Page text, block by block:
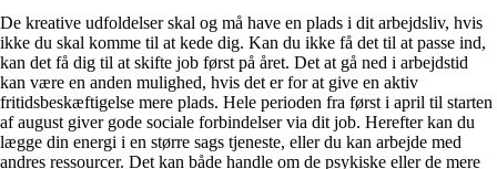
De kreative udfoldelser skal og må have en plads i dit arbejdsliv, hvis
ikke du skal komme til at kede dig. Kan du ikke få det til at passe ind,
kan det få dig til at skifte job først på året. Det at gå ned i arbejdstid
kan være en anden mulighed, hvis det er for at give en aktiv
fritidsbeskæftigelse mere plads. Hele perioden fra først i april til starten
af august giver gode sociale forbindelser via dit job. Herefter kan du
lægge din energi i en større sags tjeneste, eller du kan arbejde med
andres ressourcer. Det kan både handle om de psykiske eller de mere